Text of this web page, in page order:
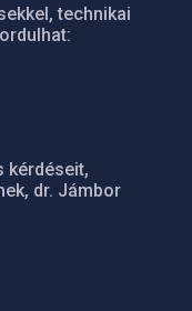
technikai
kérdéseit,
dr. Jámbor